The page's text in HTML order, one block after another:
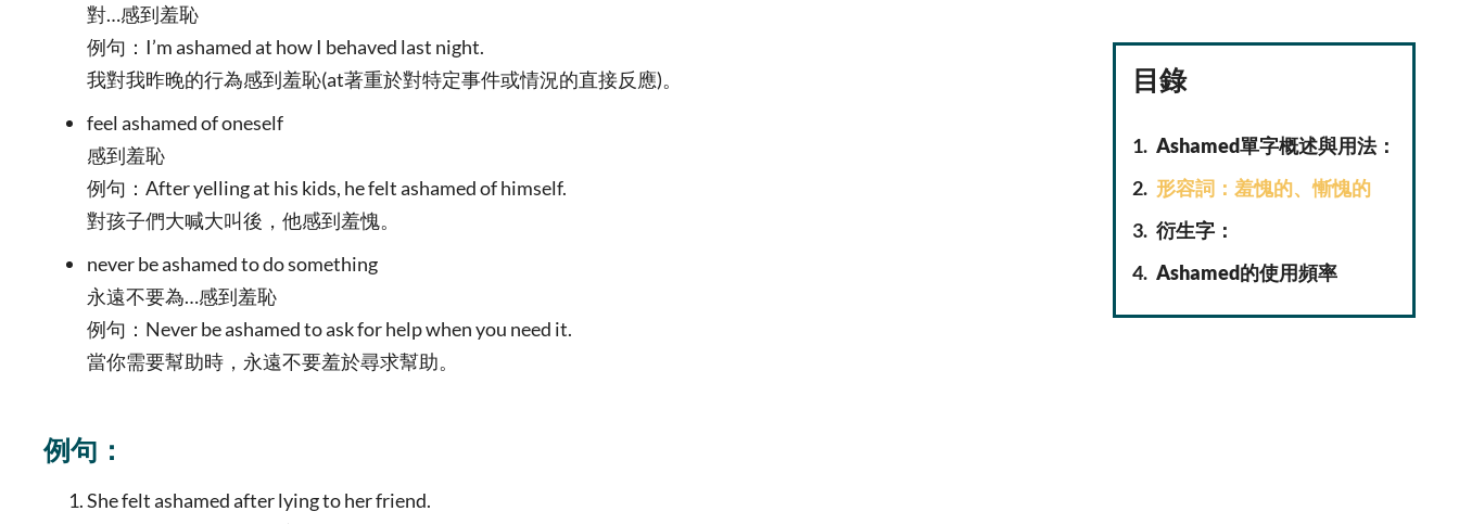
對…感到羞恥
例句：I’m ashamed at how I behaved last night.
我對我昨晚的行為感到羞恥(at著重於對特定事件或情況的直接反應)。
feel ashamed of oneself
感到羞恥
例句：After yelling at his kids, he felt ashamed of himself.
對孩子們大喊大叫後，他感到羞愧。
never be ashamed to do something
永遠不要為…感到羞恥
例句：Never be ashamed to ask for help when you need it.
當你需要幫助時，永遠不要羞於尋求幫助。
例句：
She felt ashamed after lying to her friend.
目錄
Ashamed單字概述與用法：
形容詞：羞愧的、慚愧的
衍生字：
Ashamed的使用頻率